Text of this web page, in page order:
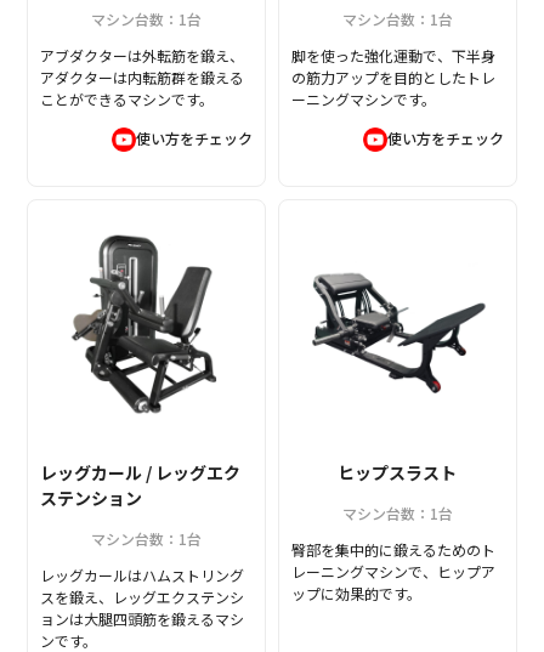
マシン台数：1台
アブダクターは外転筋を鍛え、
アダクターは内転筋群を鍛える
ことができるマシンです。
使い方をチェック
マシン台数：1台
脚を使った強化運動で、下半身
の筋力アップを目的としたトレ
ーニングマシンです。
使い方をチェック
レッグカール / レッグエク
ステンション
マシン台数：1台
レッグカールはハムストリング
スを鍛え、レッグエクステンシ
ョンは大腿四頭筋を鍛えるマシ
ンです。
ヒップスラスト
マシン台数：1台
臀部を集中的に鍛えるためのト
レーニングマシンで、ヒップア
ップに効果的です。